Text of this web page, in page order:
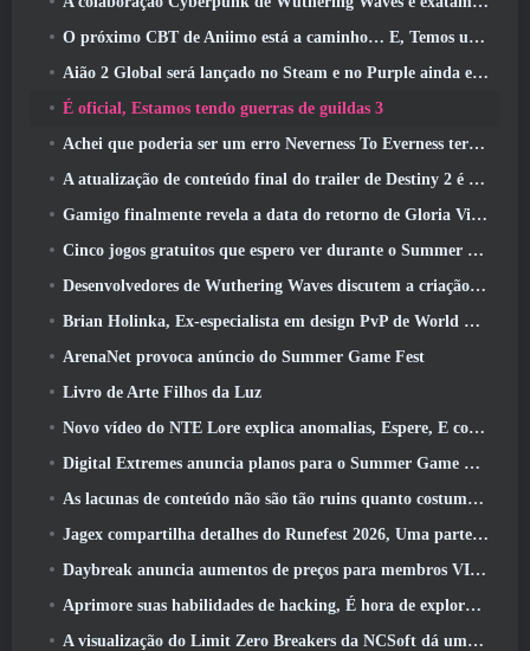
O próximo CBT de Aniimo está a caminho… E, Temos uma janela oficial de lançamento
Aião 2 Global será lançado no Steam e no Purple ainda este ano
É oficial, Estamos tendo guerras de guildas 3
Achei que poderia ser um erro Neverness To Everness ter o evento Porsche Collab Gacha tão cedo, Mas eu estava errado
A atualização de conteúdo final do trailer de Destiny 2 é um grito de guerra
Gamigo finalmente revela a data do retorno de Gloria Victis, Será que sobreviverá na segunda vez?
Cinco jogos gratuitos que espero ver durante o Summer Game Fest
Desenvolvedores de Wuthering Waves discutem a criação da sequência de batalha Lahai-Roi Mech
Brian Holinka, Ex-especialista em design PvP de World Of Warcraft, Junta-se à equipe MMO de League Of Legends
ArenaNet provoca anúncio do Summer Game Fest
Livro de Arte Filhos da Luz
Novo vídeo do NTE Lore explica anomalias, Espere, E como uma organização ‘secreta’ rastreia tudo
Digital Extremes anuncia planos para o Summer Game Fest
As lacunas de conteúdo não são tão ruins quanto costumavam ser
Jagex compartilha detalhes do Runefest 2026, Uma parte da comemoração do 25º aniversário do RuneScape IP
Daybreak anuncia aumentos de preços para membros VIP do Lord Of The Rings Online
Aprimore suas habilidades de hacking, É hora de explorar a cidade noturna em ondas uivantes
A visualização do Limit Zero Breakers da NCSoft dá uma ideia do que esperar do próximo teste do prólogo